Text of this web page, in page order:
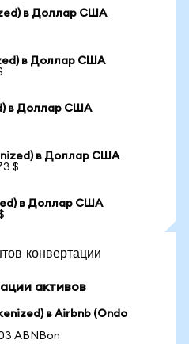
в Доллар США
в Доллар США
в Доллар США
в Доллар США
$
в Доллар США
конвертации
активов
в Airbnb (Ondo
ABNBon